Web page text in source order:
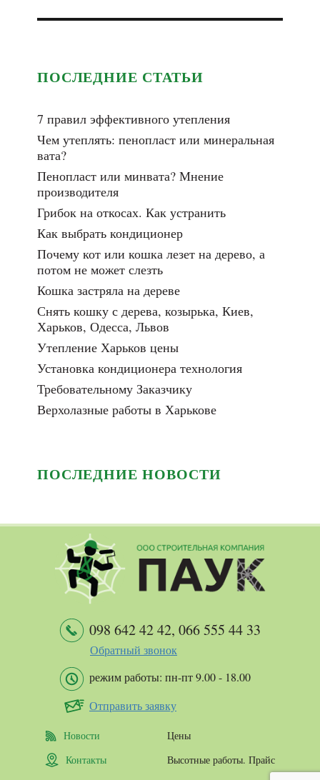
ПОСЛЕДНИЕ СТАТЬИ
7 правил эффективного утепления
Чем утеплять: пенопласт или минеральная
вата?
Пенопласт или минвата? Мнение
производителя
Грибок на откосах. Как устранить
Как выбрать кондиционер
Почему кот или кошка лезет на дерево, а
потом не может слезть
Кошка застряла на дереве
Снять кошку с дерева, козырька, Киев,
Харьков, Одесса, Львов
Утепление Харьков цены
Установка кондиционера технология
Требовательному Заказчику
Верхолазные работы в Харькове
ПОСЛЕДНИЕ НОВОСТИ
098 642 42 42, 066 555 44 33
Обратный звонок
режим работы: пн-пт 9.00 - 18.00
Отправить заявку
Новости
Контакты
Цены
Высотные работы. Прайс